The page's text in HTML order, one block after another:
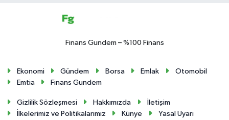
Finans Gundem – %100 Finans
Ekonomi Gündem Borsa Emlak
Otomobil
Emtia
Finans Gundem
Gizlilik Sözleşmesi Hakkımızda
İletişim
İlkelerimiz ve Politikalarımız
Künye Yasal Uyarı